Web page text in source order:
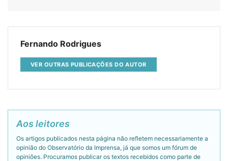
Fernando Rodrigues
VER OUTRAS PUBLICAÇÕES DO AUTOR
Aos leitores
Os artigos publicados nesta página não refletem necessariamente a
opinião do Observatório da Imprensa, já que somos um fórum de
opiniões. Procuramos publicar os textos recebidos como parte de